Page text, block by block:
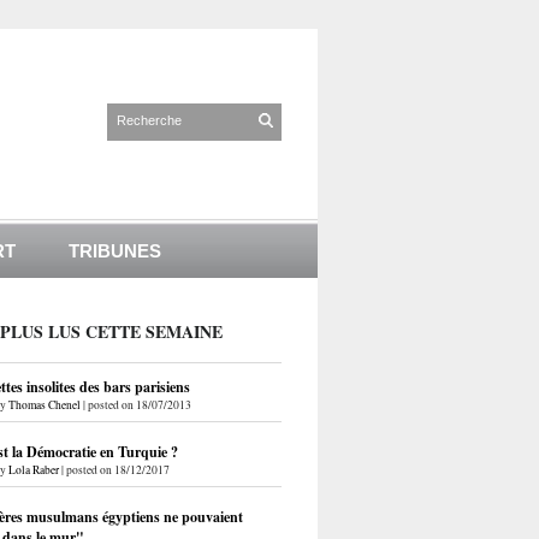
TRIBUNES
LUS CETTE SEMAINE
insolites des bars parisiens
Thomas Chenel |posted on 18/07/2013
la Démocratie en Turquie ?
Lola Raber|posted on 18/12/2017
musulmans égyptiens ne pouvaient